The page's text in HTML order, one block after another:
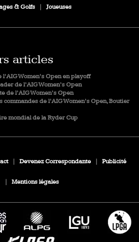
& Golfs | Joueuses
articles
Women’s Open en playoff
de l’AIG Women’s Open
de l’AIG Women’s Open
de l’AIG Women’s Open, Boutier
mondial de la Ryder Cup
| Devenez Correspondante | Publicité
| Mentions légales